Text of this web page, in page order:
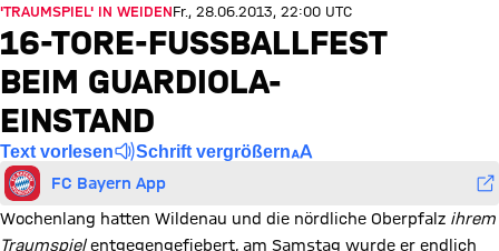
'TRAUMSPIEL' IN WEIDENFr., 28.06.2013, 22:00 UTC
16-TORE-FUSSBALLFEST B
EIM GUARDIOLA-E
INSTAND
Text vorlesen Schrift vergrößern
FC Bayern App
Wochenlang hatten Wildenau und die nördliche Oberpfalz ihrem
Traumspielentgegengefiebert, am Samstag wurde er endlich